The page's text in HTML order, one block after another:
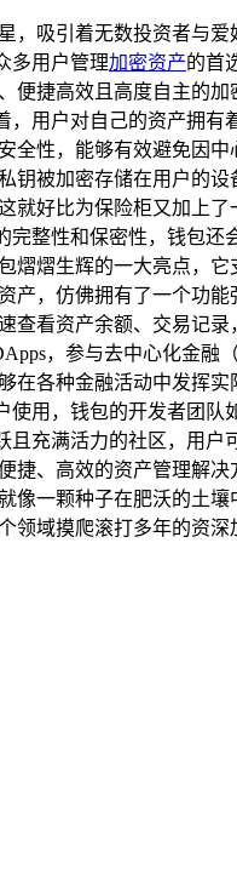
，吸引着无数投资者与
多用户管理加密资产的首
捷高效且高度自主的
用户对自己的资产拥
性，能够有效避免因
钥被加密存储在用户的
好比为保险柜又加上
整性和保密性，钱包
熠生辉的一大亮点，
，仿佛拥有了一个功
看资产余额、交易记
，参与去中心化金融
各种金融活动中发挥实
用，钱包的开发者团
充满活力的社区，用
捷、高效的资产管理解
一颗种子在肥沃的土壤
域摸爬滚打多年的资深